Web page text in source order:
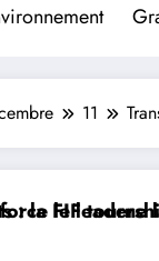
11
la Côte
Faé